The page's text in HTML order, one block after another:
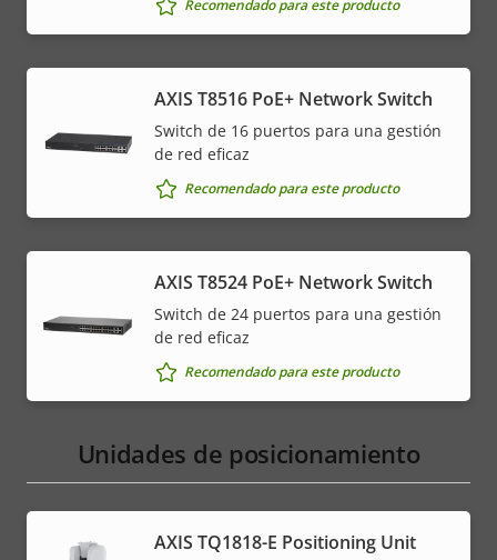
Recomendado para este producto
AXIS T8516 PoE+ Network Switch
Switch de 16 puertos para una gestión
de red eficaz
Recomendado para este producto
AXIS T8524 PoE+ Network Switch
Switch de 24 puertos para una gestión
de red eficaz
Recomendado para este producto
Unidades de posicionamiento
AXIS TQ1818-E Positioning Unit